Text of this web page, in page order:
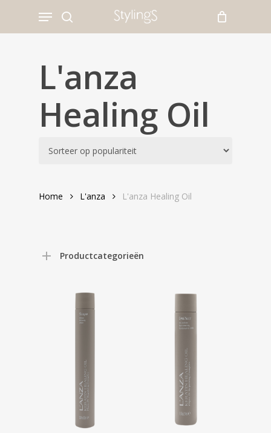
Menu
L'anza
Healing Oil
Home L'anza L'anza Healing Oil
Productcategorieën